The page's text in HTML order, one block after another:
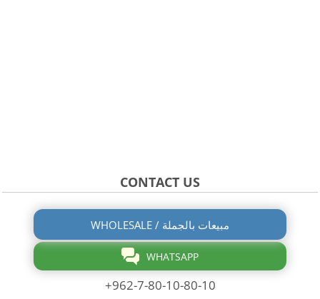
CONTACT US
WHOLESALE / مبيعات بالجملة
WHATSAPP
+962-7-80-10-80-10